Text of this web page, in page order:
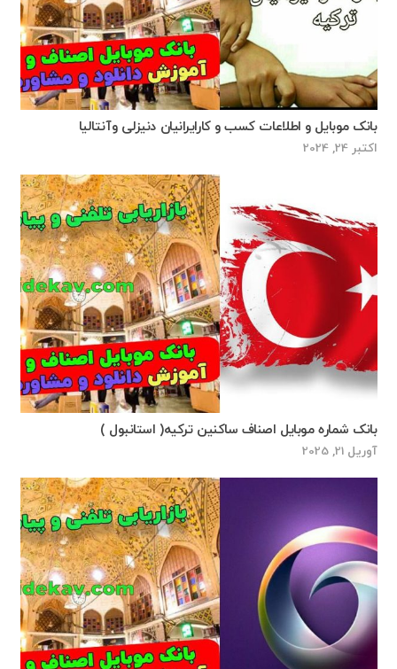
بانک موبایل و اطلاعات کسب و کارایرانیان دنیزلی وآنتالیا
اکتبر 24, 2024
بانک شماره موبایل اصناف ساکنین ترکیه( استانبول )
آوریل 21, 2025